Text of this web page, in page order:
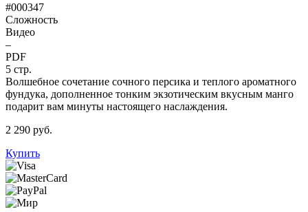
#000347
Сложность
Видео
–
PDF
5 стр.
Волшебное сочетание сочного персика и теплого ароматного
фундука, дополненное тонким экзотическим вкусным манго
подарит вам минуты настоящего наслаждения.
2 290 руб.
Купить